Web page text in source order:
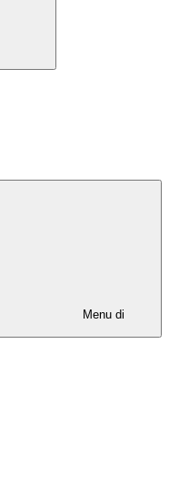
Menu di